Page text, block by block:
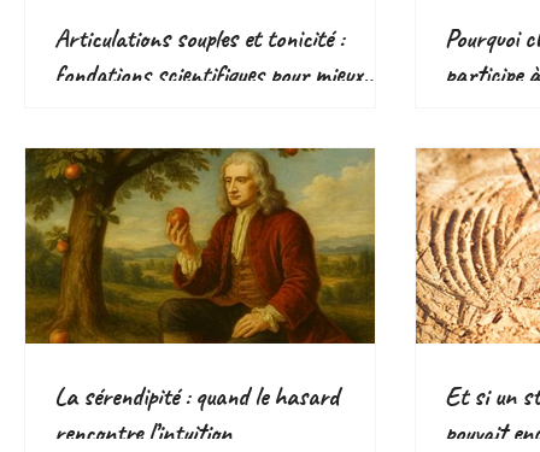
Articulations souples et tonicité :
fondations scientifiques pour mieux
Pourquoi
participe
écologique
La sérendipité : quand le hasard
rencontre l’intuition
Et si un
pouvait